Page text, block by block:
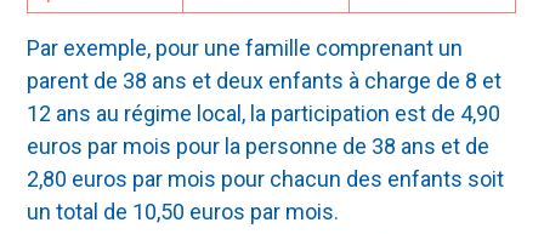
Par exemple, pour une famille comprenant un
parent de 38 ans et deux enfants à charge de 8 et
12 ans au régime local, la participation est de 4,90
euros par mois pour la personne de 38 ans et de
2,80 euros par mois pour chacun des enfants soit
un total de 10,50 euros par mois.